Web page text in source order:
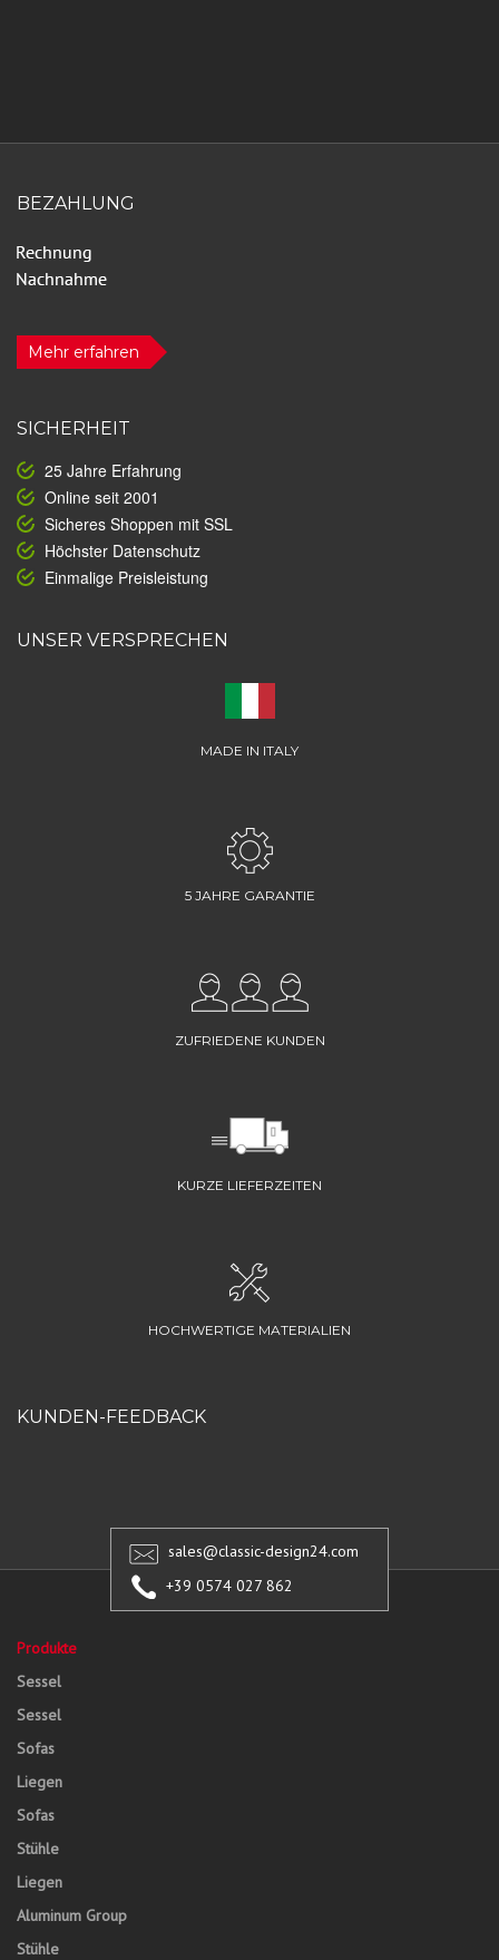
BEZAHLUNG
Mehr erfahren
SICHERHEIT
25 Jahre Erfahrung
Online seit 2001
Sicheres Shoppen mit SSL
Höchster Datenschutz
Einmalige Preisleistung
UNSER VERSPRECHEN
MADE IN ITALY
5 JAHRE GARANTIE
ZUFRIEDENE KUNDEN
KURZE LIEFERZEITEN
HOCHWERTIGE MATERIALIEN
KUNDEN-FEEDBACK
sales@classic-design24.com
+39 0574 027 862
Produkte
Sessel
Sessel
Sofas
Liegen
Sofas
Stühle
Liegen
Aluminum Group
Stühle